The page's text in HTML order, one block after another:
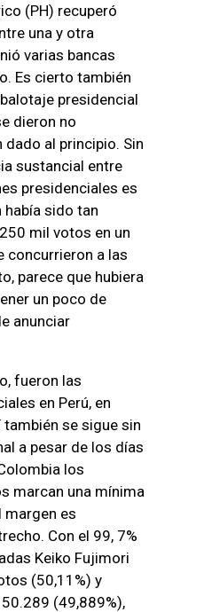
(PH) recuperó
una y otra
varias bancas
Es cierto también
presidencial
dieron no
al principio. Sin
sustancial entre
presidenciales es
había sido tan
mil votos en un
concurrieron a las
parece que hubiera
un poco de
anunciar
fueron las
en Perú, en
se sigue sin
a pesar de los días
los
marcan una mínima
margen es
Con el 99, 7%
Keiko Fujimori
(50,11%) y
(49,889%),